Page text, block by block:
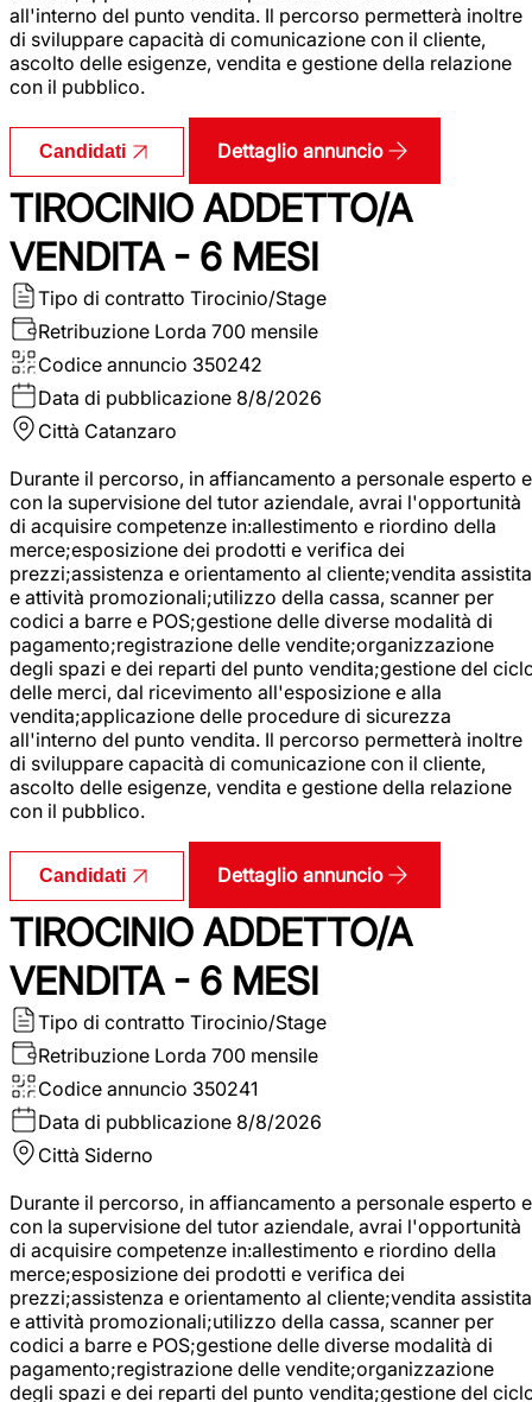
all'interno del punto vendita. Il percorso permetterà inoltre
di sviluppare capacità di comunicazione con il cliente,
ascolto delle esigenze, vendita e gestione della relazione
con il pubblico.
Candidati Dettaglio annuncio
TIROCINIO ADDETTO/A
VENDITA - 6 MESI
Tipo di contratto Tirocinio/Stage
Retribuzione Lorda 700 mensile
Codice annuncio 350242
Data di pubblicazione 8/8/2026
Città Catanzaro
Durante il percorso, in affiancamento a personale esperto e
con la supervisione del tutor aziendale, avrai l'opportunità
di acquisire competenze in:allestimento e riordino della
merce;esposizione dei prodotti e verifica dei
prezzi;assistenza e orientamento al cliente;vendita assistita
e attività promozionali;utilizzo della cassa, scanner per
codici a barre e POS;gestione delle diverse modalità di
pagamento;registrazione delle vendite;organizzazione
degli spazi e dei reparti del punto vendita;gestione del
delle merci, dal ricevimento all'esposizione e alla
vendita;applicazione delle procedure di sicurezza
all'interno del punto vendita. Il percorso permetterà inoltre
di sviluppare capacità di comunicazione con il cliente,
ascolto delle esigenze, vendita e gestione della relazione
con il pubblico.
Candidati Dettaglio annuncio
TIROCINIO ADDETTO/A
VENDITA - 6 MESI
Tipo di contratto Tirocinio/Stage
Retribuzione Lorda 700 mensile
Codice annuncio 350241
Data di pubblicazione 8/8/2026
Città Siderno
Durante il percorso, in affiancamento a personale esperto e
con la supervisione del tutor aziendale, avrai l'opportunità
di acquisire competenze in:allestimento e riordino della
merce;esposizione dei prodotti e verifica dei
prezzi;assistenza e orientamento al cliente;vendita assistita
e attività promozionali;utilizzo della cassa, scanner per
codici a barre e POS;gestione delle diverse modalità di
pagamento;registrazione delle vendite;organizzazione
degli spazi e dei reparti del punto vendita;gestione del